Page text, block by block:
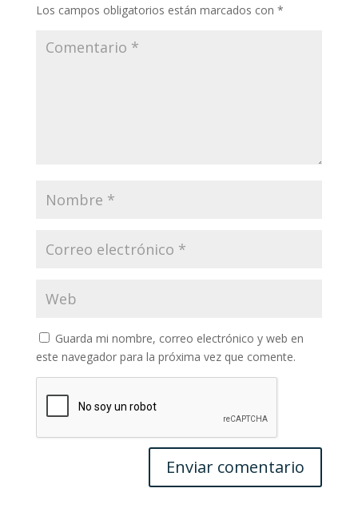
Los campos obligatorios están marcados con *
Guarda mi nombre, correo electrónico y web en
este navegador para la próxima vez que comente.